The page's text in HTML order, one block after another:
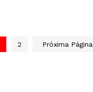
2 Próxima Página